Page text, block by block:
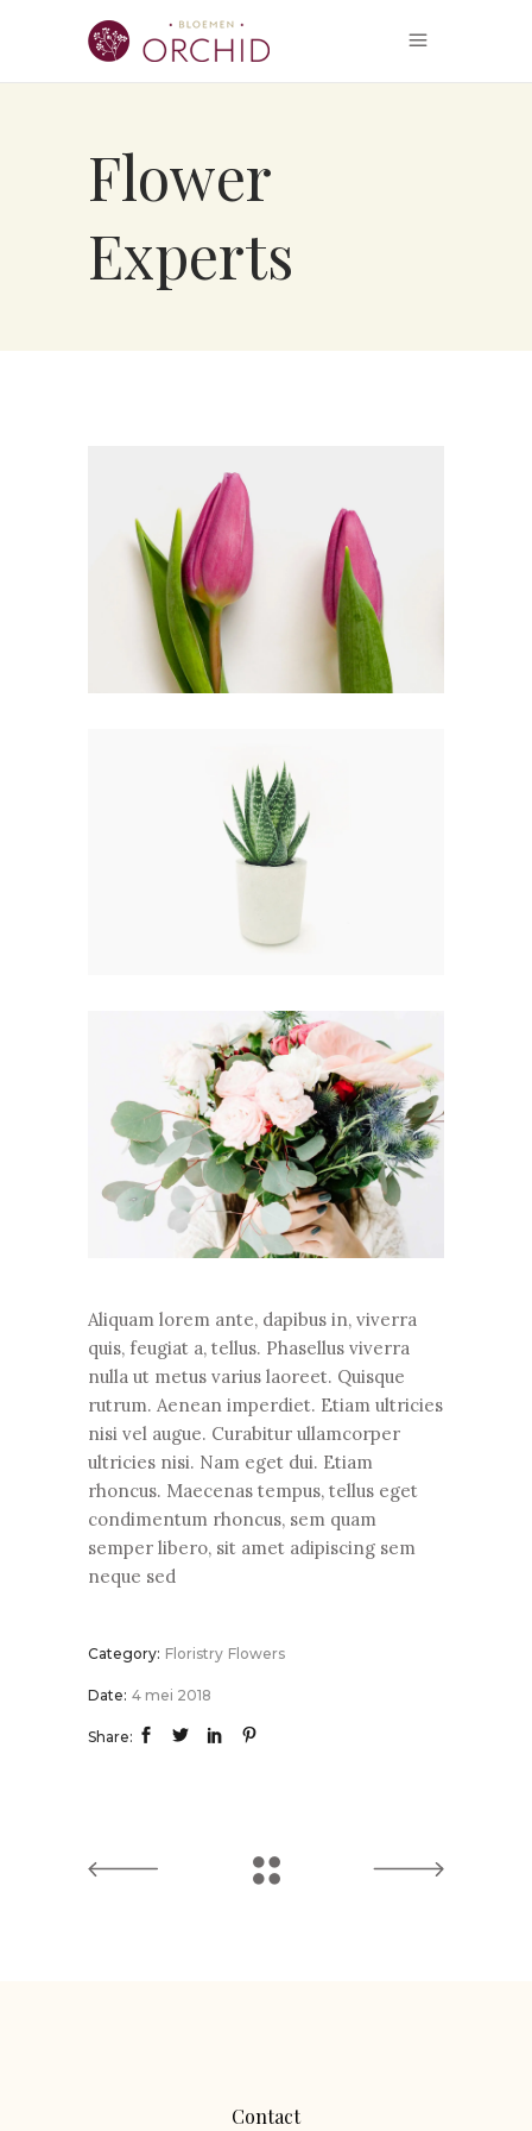
Flower
Experts
Aliquam lorem ante, dapibus in, viverra
quis, feugiat a, tellus. Phasellus viverra
nulla ut metus varius laoreet. Quisque
rutrum. Aenean imperdiet. Etiam ultricies
nisi vel augue. Curabitur ullamcorper
ultricies nisi. Nam eget dui. Etiam
rhoncus. Maecenas tempus, tellus eget
condimentum rhoncus, sem quam
semper libero, sit amet adipiscing sem
neque sed
Category: Floristry Flowers
Date: 4 mei 2018
Share:
Contact